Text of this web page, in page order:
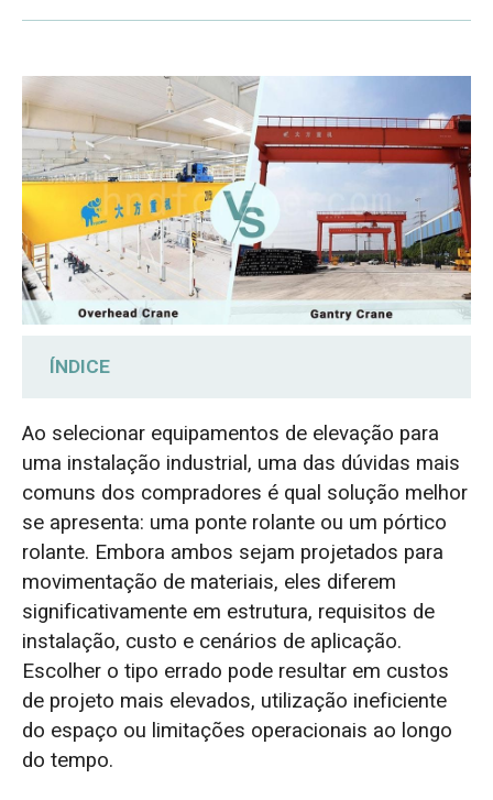
ÍNDICE
1. Diferenças de projeto estrutural entre
pontes rolantes e pórticos rolantes
Principal vantagem estrutural da ponte
rolante: projeto com suporte na estrutura e
otimização do espaço.
Limitação estrutural
Principal vantagem estrutural do guindaste
pórtico: estrutura autoportante com suporte
nas pernas.
Limitação estrutural
Ao selecionar equipamentos de elevação para
uma instalação industrial, uma das dúvidas mais
comuns dos compradores é qual solução melhor
se apresenta: uma ponte rolante ou um pórtico
rolante. Embora ambos sejam projetados para
movimentação de materiais, eles diferem
significativamente em estrutura, requisitos de
instalação, custo e cenários de aplicação.
Escolher o tipo errado pode resultar em custos
de projeto mais elevados, utilização ineficiente
do espaço ou limitações operacionais ao longo
do tempo.